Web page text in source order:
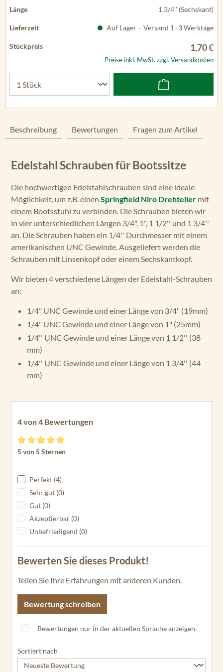
1 3/4'' (Sechskant)
Auf Lager – Versand 1–3 Werktage
1,70 €
Preise inkl. MwSt. zzgl. Versandkosten
Beschreibung Bewertungen Fragen zum Artikel
Edelstahl Schrauben für Bootssitze
Die hochwertigen Edelstahlschrauben sind eine ideale
Möglichkeit, um z.B. einen Springfield Niro Drehteller mit
einem Bootsstuhl zu verbinden. Die Schrauben bieten wir
in vier unterschiedlichen Längen 3/4", 1", 1 1/2'' und 1 3/4''
an. Die Schrauben haben ein 1/4'' Durchmesser mit einem
amerikanischen UNC Gewinde. Ausgeliefert werden die
Schrauben mit Linsenkopf oder einem Sechskantkopf.
Wir bieten 4 verschiedene Längen der Edelstahl-Schrauben
an:
1/4" UNC Gewinde und einer Länge von 3/4" (19mm)
1/4" UNC Gewinde und einer Länge von 1" (25mm)
1/4'' UNC Gewinde und einer Länge von 1 1/2'' (38
mm)
1/4'' UNC Gewinde und einer Länge von 1 3/4'' (44
mm)
4 von 4 Bewertungen
Durchschnittliche Bewertung von 5 von 5 Sternen
5 von 5 Sternen
Perfekt (4)
Sehr gut (0)
Gut (0)
Akzeptierbar (0)
Unbefriedigend (0)
Bewerten Sie dieses Produkt!
Teilen Sie Ihre Erfahrungen mit anderen Kunden.
Bewertung schreiben
Bewertungen nur in der aktuellen Sprache anzeigen.
Sortiert nach